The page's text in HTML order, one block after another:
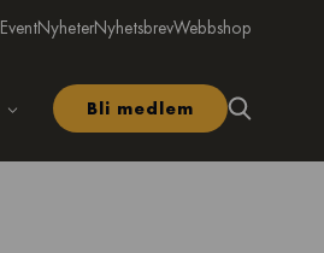
EventNyheterNyhetsbrevWebbshop
Bli medlem